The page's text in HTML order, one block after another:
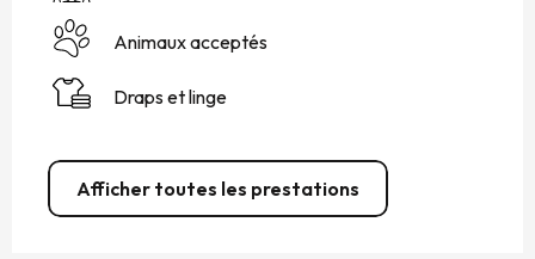
Animaux acceptés
Draps et linge
Afficher toutes les prestations